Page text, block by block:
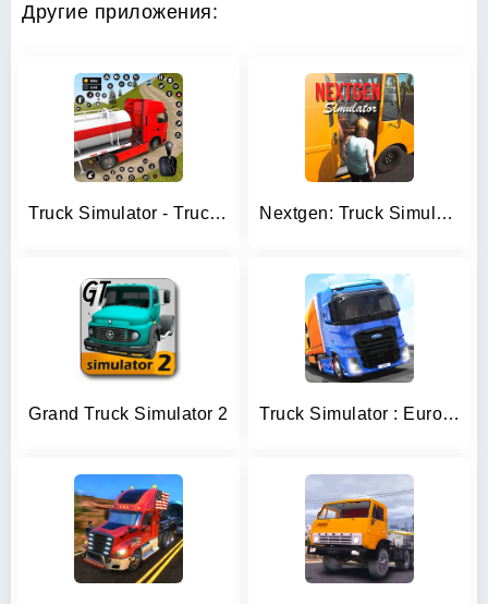
Другие приложения:
Truck Simulator - Truck Games Nextgen: Truck Simulator Drive
Grand Truck Simulator 2 Truck Simulator : Europe